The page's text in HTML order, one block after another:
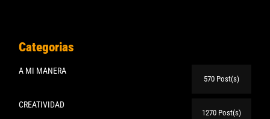
Categorias
A MI MANERA
570 Post(s)
CREATIVIDAD
1270 Post(s)